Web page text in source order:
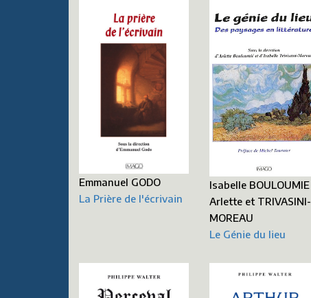
Emmanuel GODO
La Prière de l'écrivain
Isabelle BOULOUMIE
Arlette et TRIVASINI-
MOREAU
Le Génie du lieu